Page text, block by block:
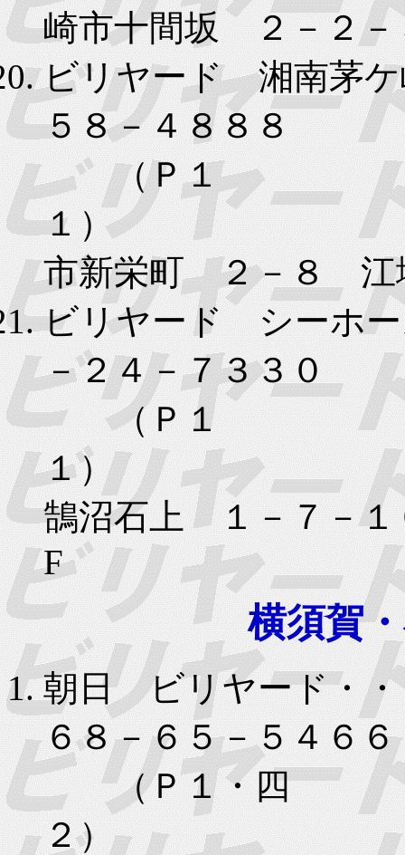
崎市十間坂 ２－２
ビリヤード 湘南茅
５８－４８８８
（Ｐ１
１）
市新栄町 ２－８ 江
ビリヤード シーホ
－２４－７３３０
（Ｐ１
１）
鵠沼石上 １－７－
横須賀
朝日 ビリヤード・
６８－６５－５４６６
（Ｐ１・四
２）